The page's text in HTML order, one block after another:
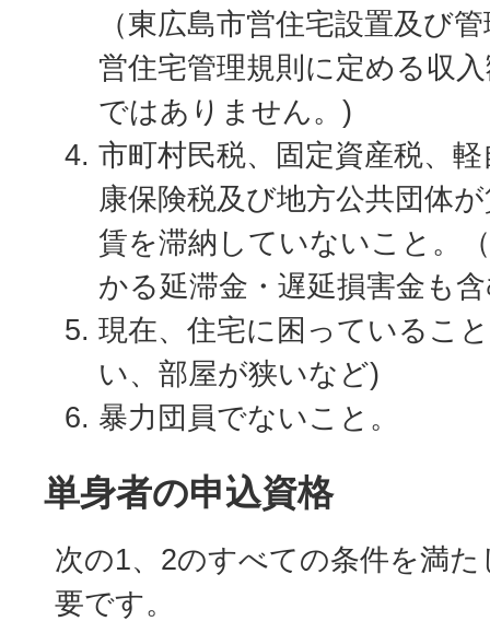
（東広島市営住宅設置及び
営住宅管理規則に定める収
ではありません。)
市町村民税、固定資産税、
康保険税及び地方公共団体
賃を滞納していないこと。
かる延滞金・遅延損害金も
現在、住宅に困っているこ
い、部屋が狭いなど)
暴力団員でないこと。
単身者の申込資格
次の1、2のすべての条件を満
要です。